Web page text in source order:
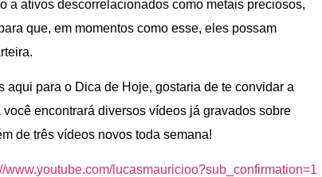
a ativos descorrelacionados como metais preciosos,
que, em momentos como esse, eles possam
aqui para o Dica de Hoje, gostaria de te convidar a
encontrará diversos vídeos já gravados sobre
de três vídeos novos toda semana!
www.youtube.com/lucasmauricioo?sub_confirmation=1